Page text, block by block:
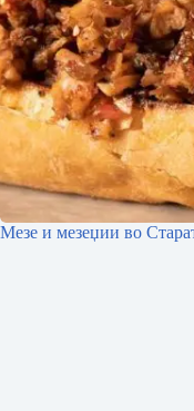
Мезе и мезеџии во